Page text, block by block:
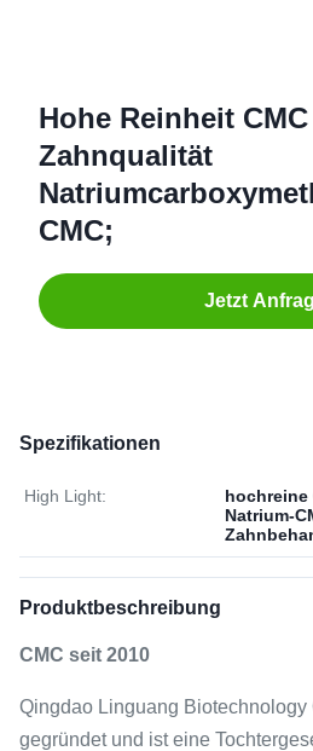
Hohe Reinheit
Zahnqualität
CMC;
Jetzt
Spezifikationen
High Light: hochreine
Natrium-
Produktbeschreibung
CMC seit 2010
Qingdao Linguang Biotechnology
gegründet und ist eine